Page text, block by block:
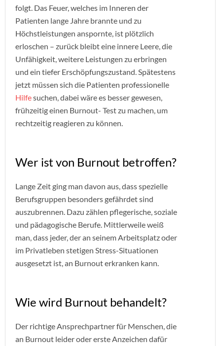
folgt. Das Feuer, welches im Inneren der
Patienten lange Jahre brannte und zu
Höchstleistungen anspornte, ist plötzlich
erloschen – zurück bleibt eine innere Leere, die
Unfähigkeit, weitere Leistungen zu erbringen
und ein tiefer Erschöpfungszustand. Spätestens
jetzt müssen sich die Patienten professionelle
Hilfesuchen, dabei wäre es besser gewesen,
frühzeitig einen Burnout- Test zu machen, um
rechtzeitig reagieren zu können.
Wer ist von Burnout betroffen?
Lange Zeit ging man davon aus, dass spezielle
Berufsgruppen besonders gefährdet sind
auszubrennen. Dazu zählen pflegerische, soziale
und pädagogische Berufe. Mittlerweile weiß
man, dass jeder, der an seinem Arbeitsplatz oder
im Privatleben stetigen Stress-Situationen
ausgesetzt ist, an Burnout erkranken kann.
Wie wird Burnout behandelt?
Der richtige Ansprechpartner für Menschen, die
an Burnout leider oder erste Anzeichen dafür